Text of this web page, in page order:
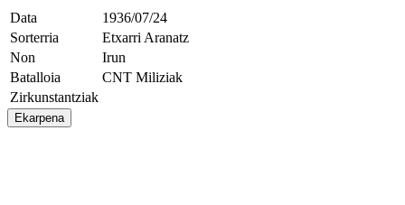
Data
1936/07/24
Sorterria
Etxarri Aranatz
Non
Irun
Batalloia
CNT Miliziak
Zirkunstantziak